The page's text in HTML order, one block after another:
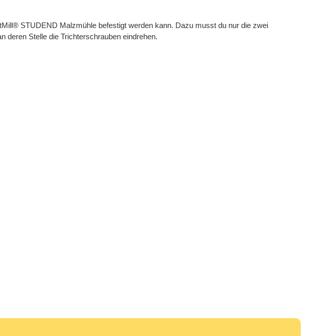
STUDEND Malzmühle befestigt werden kann. Dazu musst du nur die zwei
deren Stelle die Trichterschrauben eindrehen.